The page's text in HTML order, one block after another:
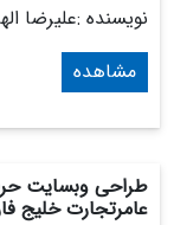
نویسنده :علیرضا
مشاهده
طراحی وبسایت
عامرتجارت خلیج